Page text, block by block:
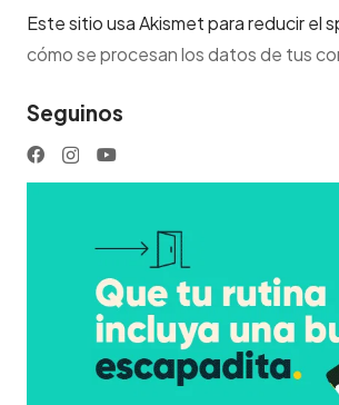
Este sitio usa Akismet para reducir el
cómo se procesan los datos de tus
Seguinos